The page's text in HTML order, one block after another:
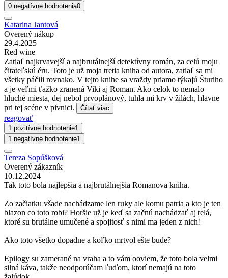
0 negatívne hodnotenia0
Katarina Jantová
Overený nákup
29.4.2025
Red wine
Zatiaľ najkrvavejší a najbrutálnejší detektívny román, za celú moju
čitateľskú éru. Toto je už moja tretia kniha od autora, zatiaľ sa mi
všetky páčili rovnako. V tejto knihe sa vraždy priamo týkajú Šturiho
a je veľmi ťažko zranená Viki aj Roman. Ako celok to nemalo
hluché miesta, dej nebol prvoplánový, tuhla mi krv v žilách, hlavne
pri tej scéne v pivnici.
Čítať viac
reagovať
1 pozitívne hodnotenie1
1 negatívne hodnotenie1
Tereza Sopúšková
Overený zákazník
10.12.2024
Tak toto bola najlepšia a najbrutálnejšia Romanova kniha.
Zo začiatku všade nachádzame len ruky ale komu patria a kto je ten
blazon co toto robi? Horšie už je keď sa začnú nachádzať aj telá,
ktoré su brutálne umučené a spojitosť s nimi ma jeden z nich!
Ako toto všetko dopadne a koľko mrtvol ešte bude?
Epilogy su zamerané na vraha a to vám ooviem, že toto bola velmi
silná káva, takže neodporúčam ľuďom, ktorí nemajú na toto